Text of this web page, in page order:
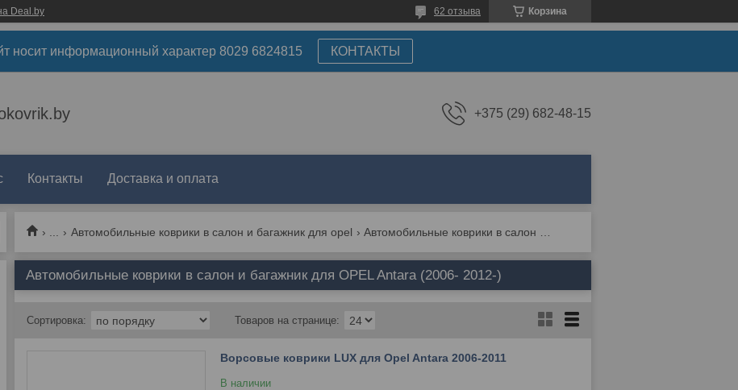
Deal.by Корзина
62 отзыва
носит информационный характер 8029 6824815 КОНТАКТЫ
+375 (29) 682-48-15
Контакты Доставка и оплата
Автомобильные коврики в салон и багажник для opel
Автомобильные коврики в салон и багажник для OPEL Antara (2006- 2012-)
Ворсовые коврики LUX для Opel Antara 2006-2011
В наличии